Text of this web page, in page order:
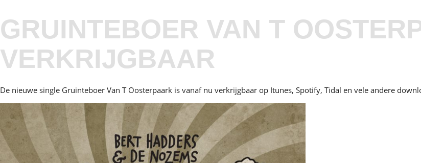
GRUINTEBOER VAN T
VERKRIJGBAAR
De nieuwe single Gruinteboer Van T Oosterpaark is vanaf nu verkrijgbaar op Itunes, Spotify, Tidal en vele andere